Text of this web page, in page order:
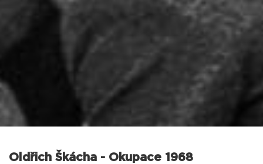
Oldřich Škácha - Okupace 1968